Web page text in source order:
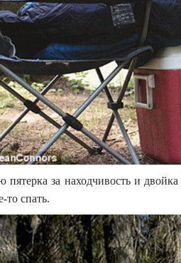
пятерка за находчивость и
то спать.